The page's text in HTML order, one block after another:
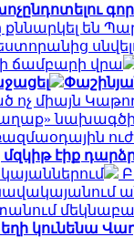
են
ճամբարի վրա
ոչ միայն
նախագծի
էիք
տեղի կունենա